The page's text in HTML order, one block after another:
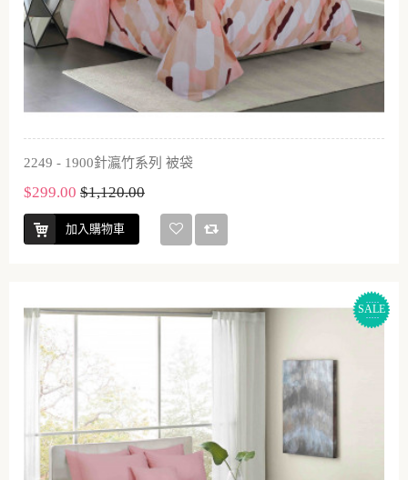
2249 - 1900針瀛竹系列 被袋
$299.00 $1,120.00
加入購物車
SALE